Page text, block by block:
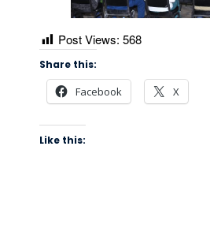
Post Views: 568
Share this:
Facebook X
Like this: